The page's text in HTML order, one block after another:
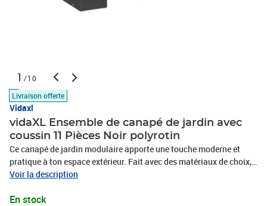
1 /10
Livraison offerte
Vidaxl
vidaXL Ensemble de canapé de jardin avec
coussin 11 Pièces Noir polyrotin
Ce canapé de jardin modulaire apporte une touche moderne et
pratique à ton espace extérieur. Fait avec des matériaux de choix,
il est parfait pour l'extérieur, offrant un confort solide pour les
et ses matériaux de qualité, il crée une ambiance luxueuse pour les
Voir la description
En stock